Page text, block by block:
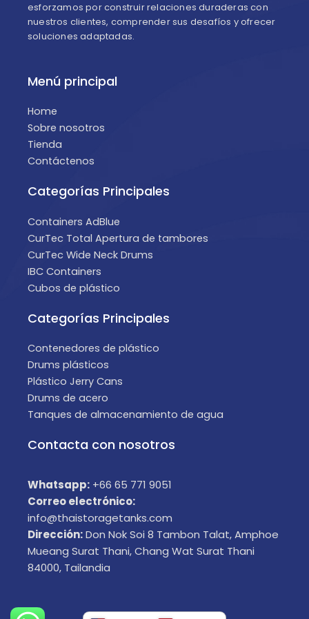
esforzamos por construir relaciones duraderas con
nuestros clientes, comprender sus desafíos y ofrecer
soluciones adaptadas.
Menú principal
Home
Sobre nosotros
Tienda
Contáctenos
Categorías Principales
Containers AdBlue
CurTec Total Apertura de tambores
CurTec Wide Neck Drums
IBC Containers
Cubos de plástico
Categorías Principales
Contenedores de plástico
Drums plásticos
Plástico Jerry Cans
Drums de acero
Tanques de almacenamiento de agua
Contacta con nosotros
Whatsapp: +66 65 771 9051
Correo electrónico:
info@thaistoragetanks.com
Dirección:Don Nok Soi 8 Tambon Talat, Amphoe
Mueang Surat Thani, Chang Wat Surat Thani
84000, Tailandia